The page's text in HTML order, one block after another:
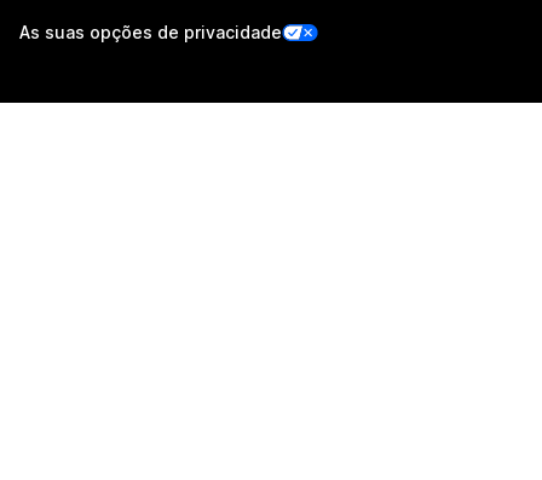
As suas opções de privacidade